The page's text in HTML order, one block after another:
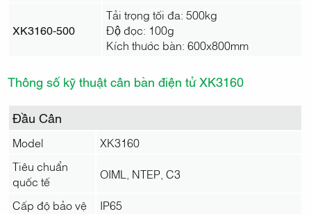
XK3160-500
Tải trọng tối đa: 500kg
Độ đọc: 100g
Kích thước bàn: 600x800mm
Thông số kỹ thuật cân bàn điện tử XK3160
Đầu Cân
Model
XK3160
Tiêu chuẩn
quốc tế
OIML, NTEP, C3
Cấp độ bảo vệ
IP65